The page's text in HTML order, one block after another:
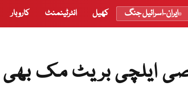
ایران-اسرائیل جنگ کھیل انٹرٹینمنٹ کاروبار
ایلچی بریٹ مک بھی